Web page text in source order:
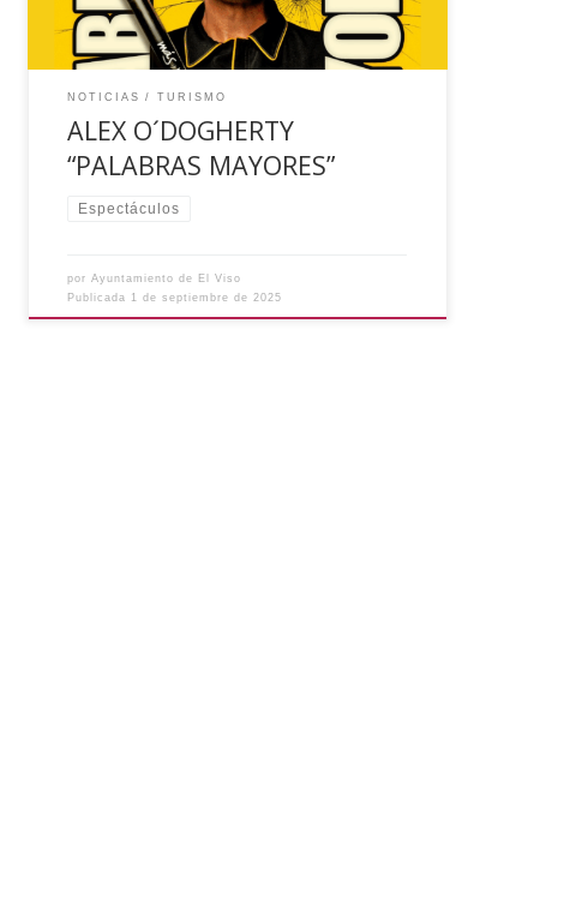
NOTICIAS TURISMO
ALEX O´DOGHERTY
“PALABRAS MAYORES”
Espectáculos
porAyuntamiento de El Viso
Publicada 1 de septiembre de 2025